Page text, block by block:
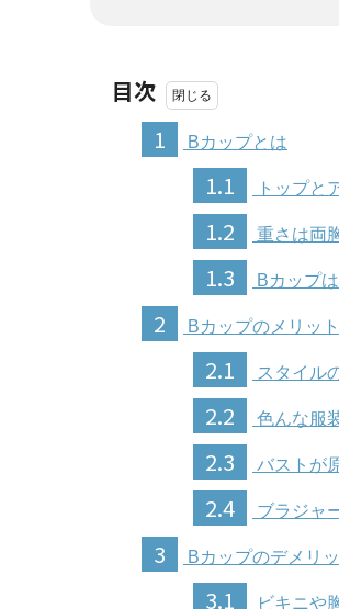
目次
1
Bカップとは
1.1 トップと
1.2 重さは両
1.3 Bカップ
2 Bカップのメリット
2.1 スタイル
2.2 色んな服
2.3 バストが
2.4 ブラジャ
3 Bカップのデメリ
3.1 ビキニや